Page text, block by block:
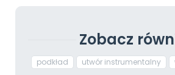
Zobacz
podkład utwór instrumentalny